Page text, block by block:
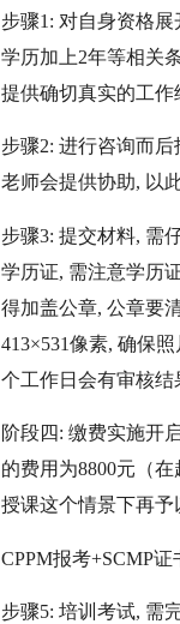
步骤1: 对自身资格
学历加上2年等相关
提供确切真实的工作
步骤2: 进行咨询而
老师会提供协助, 以
步骤3: 提交材料, 需
学历证, 需注意学历
得加盖公章, 公章要
413×531像素, 确保
个工作日会有审核结
阶段四: 缴费实施开
的费用为8800元（
授课这个情景下再予
CPPM报考+SCMP
步骤5: 培训考试, 需